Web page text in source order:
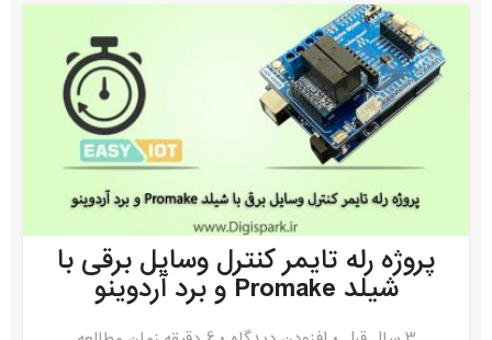
پروژه رله تایمر کنترل وسایل برقی با
شیلد Promake و برد آردوینو